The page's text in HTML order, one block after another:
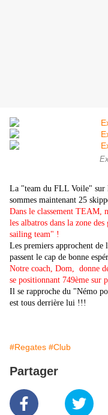
La "team du FLL Voile" sur
sommes maintenant 25
Dans le classement TEAM,
les albatros dans la zone
sailing team" !
Les premiers approchent de
passent le cap de bonne
Notre coach, Dom, donne
se positionnant 749ème sur
Il se rapproche du "Némo
est tous derrière lui !!!
#Regates #Club
Partager